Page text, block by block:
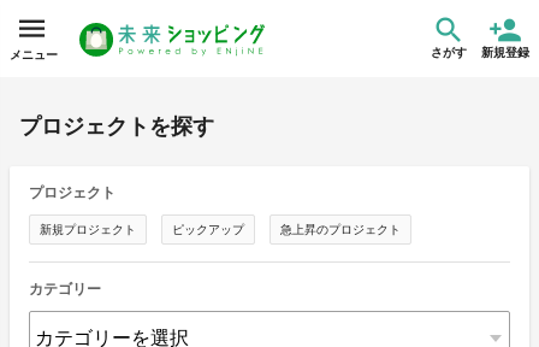
メニュー さがす 新規登録
プロジェクトを探す
プロジェクト
新規プロジェクト ピックアップ 急上昇のプロジェクト
カテゴリー